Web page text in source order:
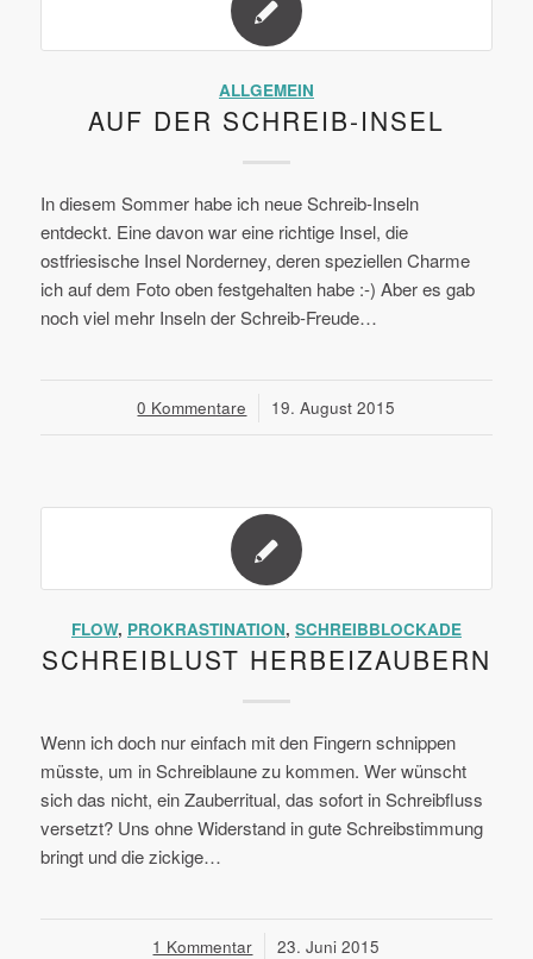
ALLGEMEIN
AUF DER SCHREIB-INSEL
In diesem Sommer habe ich neue Schreib-Inseln
entdeckt. Eine davon war eine richtige Insel, die
ostfriesische Insel Norderney, deren speziellen Charme
ich auf dem Foto oben festgehalten habe :-) Aber es gab
noch viel mehr Inseln der Schreib-Freude…
0 Kommentare
/ 19. August 2015
FLOW, PROKRASTINATION, SCHREIBBLOCKADE
SCHREIBLUST HERBEIZAUBERN
Wenn ich doch nur einfach mit den Fingern schnippen
müsste, um in Schreiblaune zu kommen. Wer wünscht
sich das nicht, ein Zauberritual, das sofort in Schreibfluss
versetzt? Uns ohne Widerstand in gute Schreibstimmung
bringt und die zickige…
1 Kommentar
/ 23. Juni 2015